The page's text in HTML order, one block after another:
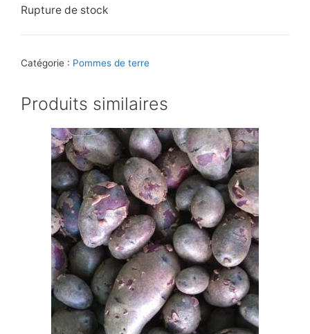
Rupture de stock
Catégorie : Pommes de terre
Produits similaires